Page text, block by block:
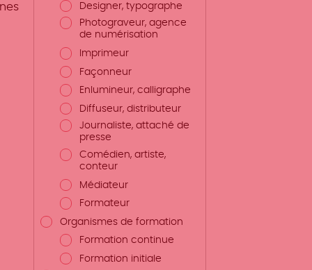
Designer, typographe
Photograveur, agence
de numérisation
Imprimeur
Façonneur
Enlumineur, calligraphe
Diffuseur, distributeur
Journaliste, attaché de
presse
Comédien, artiste,
conteur
Médiateur
Formateur
Organismes de formation
Formation continue
Formation initiale